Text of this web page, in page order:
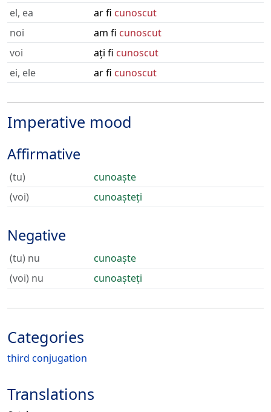
el, ea
ar fi cunoscut
noi
am fi cunoscut
voi
ați fi cunoscut
ei, ele
ar fi cunoscut
Imperative mood
Affirmative
(tu)
cunoaște
(voi)
cunoașteți
Negative
(tu) nu
cunoaște
(voi) nu
cunoașteți
Categories
third conjugation
Translations